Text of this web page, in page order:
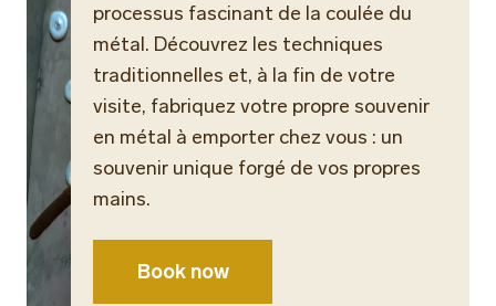
processus fascinant de la coulée du
métal. Découvrez les techniques
traditionnelles et, à la fin de votre
visite, fabriquez votre propre souvenir
en métal à emporter chez vous : un
souvenir unique forgé de vos propres
mains.
Book now